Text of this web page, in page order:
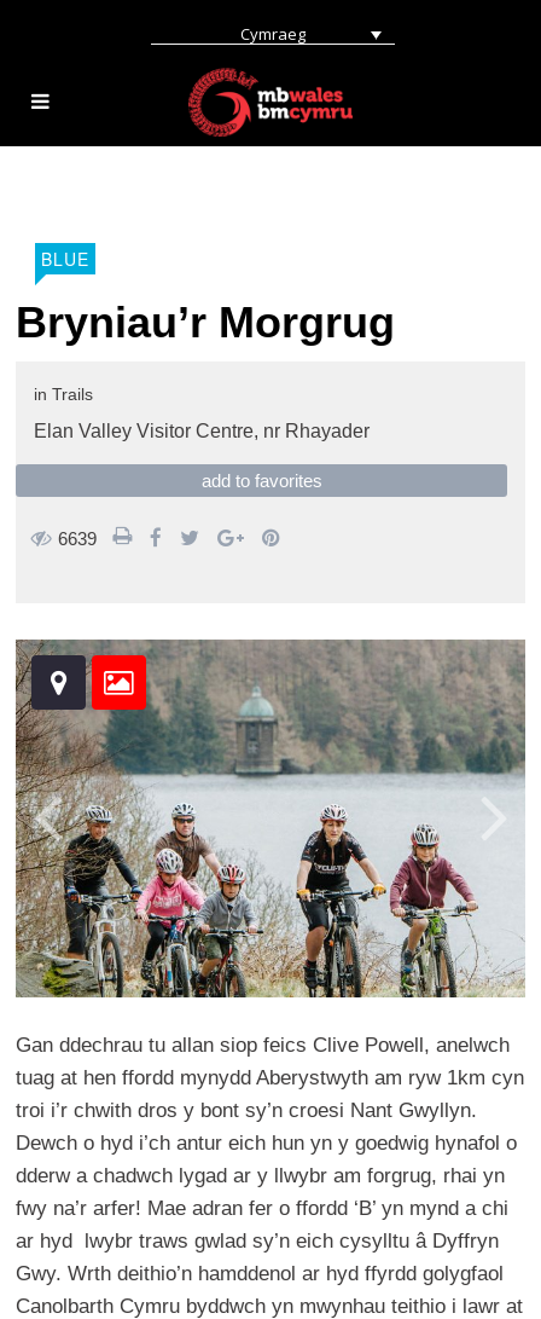
Cymraeg
BLUE
Bryniau’r Morgrug
in Trails
Elan Valley Visitor Centre, nr Rhayader
add to favorites
6639
Gan ddechrau tu allan siop feics Clive Powell, anelwch
tuag at hen ffordd mynydd Aberystwyth am ryw 1km cyn
troi i’r chwith dros y bont sy’n croesi Nant Gwyllyn.
Dewch o hyd i’ch antur eich hun yn y goedwig hynafol o
dderw a chadwch lygad ar y llwybr am forgrug, rhai yn
fwy na’r arfer! Mae adran fer o ffordd ‘B’ yn mynd a chi
ar hyd lwybr traws gwlad sy’n eich cysylltu â Dyffryn
Gwy. Wrth deithio’n hamddenol ar hyd ffyrdd golygfaol
Canolbarth Cymru byddwch yn mwynhau teithio i lawr at